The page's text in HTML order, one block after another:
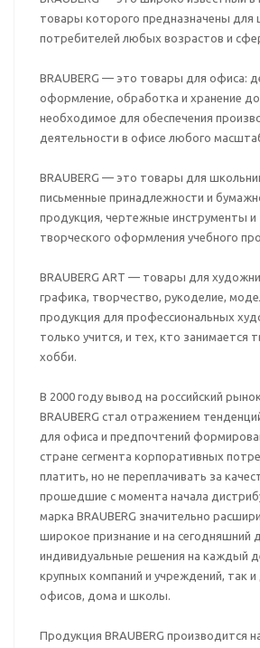
товары которого предназначены для
потребителей любых возрастов и
BRAUBERG — это товары для офиса:
оформление, обработка и хранение
необходимое для обеспечения
деятельности в офисе любого
BRAUBERG — это товары для
письменные принадлежности и
продукция, чертежные инструменты
творческого оформления учебного
BRAUBERG ART — товары для
графика, творчество, рукоделие,
продукция для профессиональных
только учится, и тех, кто занимается
хобби.
В 2000 году вывод на российский
BRAUBERG стал отражением
для офиса и предпочтений
стране сегмента корпоративных
платить, но не переплачивать за
прошедшие с момента начала
марка BRAUBERG значительно
широкое признание и на сегодняшний
индивидуальные решения на каждый
крупных компаний и учреждений, так
офисов, дома и школы.
Продукция BRAUBERG производится